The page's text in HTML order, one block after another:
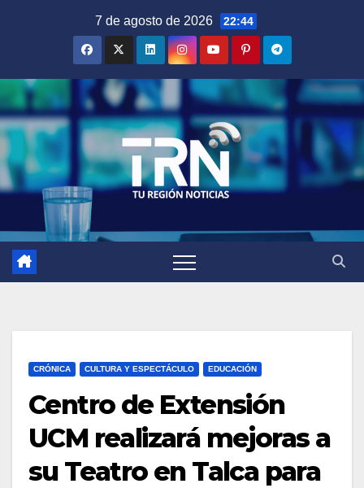
7 de agosto de 2026 22:44
CRÓNICA CULTURA Y ESPECTÁCULO EDUCACIÓN
Centro de Extensión
UCM realizará mejoras a
su Teatro en Talca para